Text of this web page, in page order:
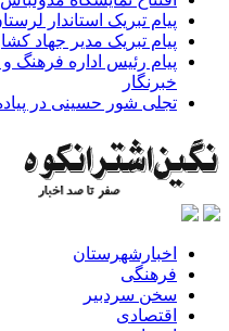
پیام تبریک استاندار
پیام تبریک مدیر جهاد
پیام رئیس اداره فرهنگ
خبرنگار
تجلی شور حسینی در
اخبارشهرستان
فرهنگی
سخن سردبیر
اقتصادی